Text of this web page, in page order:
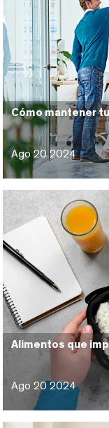
Cómo mantener
Ago 20 2024
Alimentos que
Ago 20 2024